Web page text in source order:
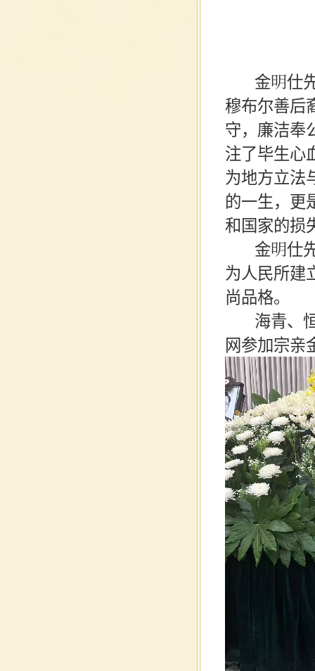
金明仕先
穆布尔善后
守，廉洁奉
注了毕生心
为地方立法
的一生，更
和国家的损
金明仕先
为人民所建
尚品格。
海青、恒
网参加宗亲